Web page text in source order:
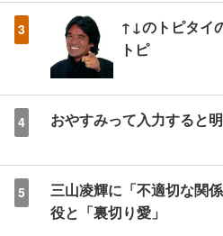
3
↑↓のトピタイ
トピ
4 おやすみって入力すると
5
三山凌輝に「不適切な関
役と「裏切り愛」